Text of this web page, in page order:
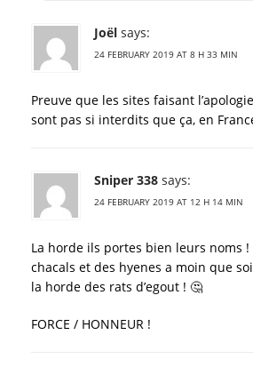
Joël says:
24 FEBRUARY 2019 AT 8 H 33 MIN
Preuve que les sites faisant
sont pas si interdits que ça, en
Sniper 338 says:
24 FEBRUARY 2019 AT 12 H 14 MIN
La horde ils portes bien leurs noms
chacals et des hyenes a moin que
la horde des rats d’egout ! 🤔
FORCE / HONNEUR !